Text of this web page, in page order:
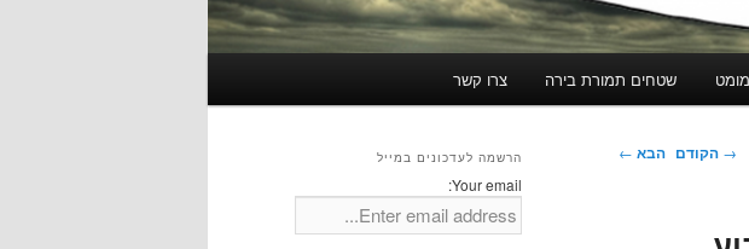
שטחים תמורת בירה צרו קשר
ניווט
→ הקודם הבא ← הרשמה לעדכונים במייל
Your email: